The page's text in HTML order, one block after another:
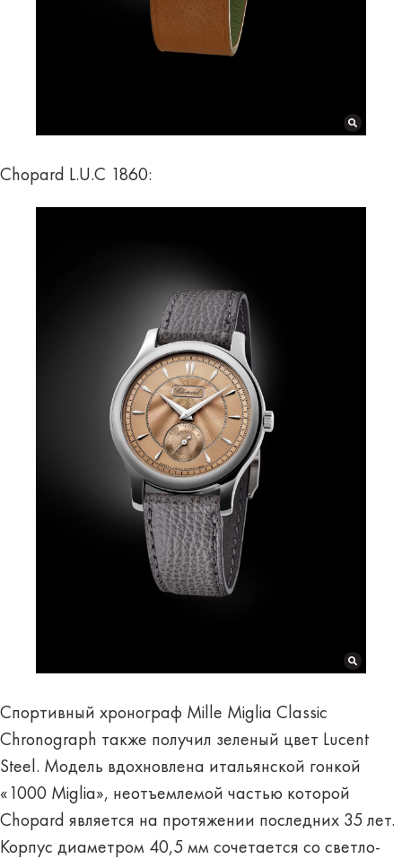
Chopard L.U.C 1860:
Спортивный хронограф Mille Miglia Classic
Chronograph также получил зеленый цвет Lucent
Steel. Модель вдохновлена итальянской гонкой
«1000 Miglia», неотъемлемой частью которой
Chopard является на протяжении последних 35 лет.
Корпус диаметром 40,5 мм сочетается со светло-